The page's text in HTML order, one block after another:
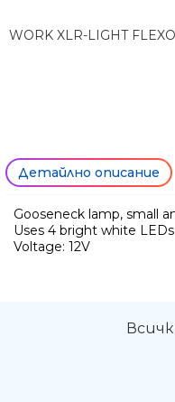
WORK XLR-LIGHT
Детайлно описание
Gooseneck lamp, small
Uses 4 bright white LEDs
Voltage: 12V